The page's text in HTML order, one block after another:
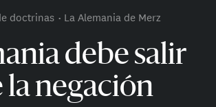
debe salir
la negación
doctrinas La Alemania de Merz